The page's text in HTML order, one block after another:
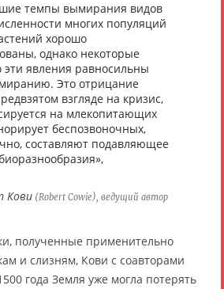
темпы вымирания видов
многих популяций
хорошо
однако некоторые
эти явления равносильны
Это отрицание
взгляде на кризис,
на млекопитающих
беспозвоночных,
составляют подавляющее
Кови (Robert Cowie), ведущий автор
полученные применительно
и слизням, Кови с соавторами
года Земля уже могла потерять